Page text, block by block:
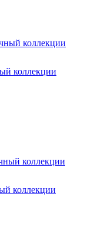
коллекции
коллекции